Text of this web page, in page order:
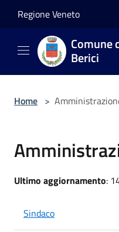
Regione Veneto
Comune
Berici
Home >
Ultimo aggiornamento:
Sindaco